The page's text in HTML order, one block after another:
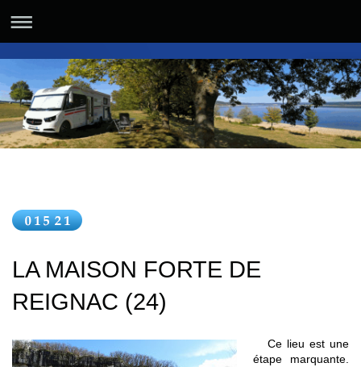
LA MAISON FORTE DE
REIGNAC (24)
Ce lieu est une
étape marquante.